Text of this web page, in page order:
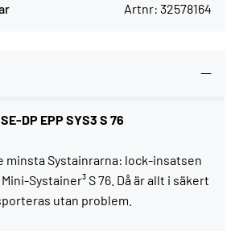
Artnr: 32578164
DP EPP SYS3 S 76
minsta Systainrarna: lock-insatsen
Systainer³ S 76. Då är allt i säkert
utan problem.